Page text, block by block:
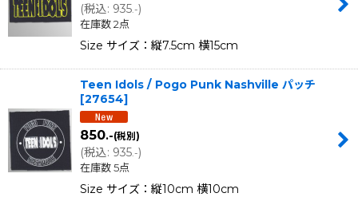
(税込: 935 .-)
在庫数 2点
Size サイズ：縦7.5cm 横15cm
Teen Idols / Pogo Punk Nashville パッチ
[27654]
850.-(税別)
(税込: 935 .-)
在庫数 5点
Size サイズ：縦10cm 横10cm